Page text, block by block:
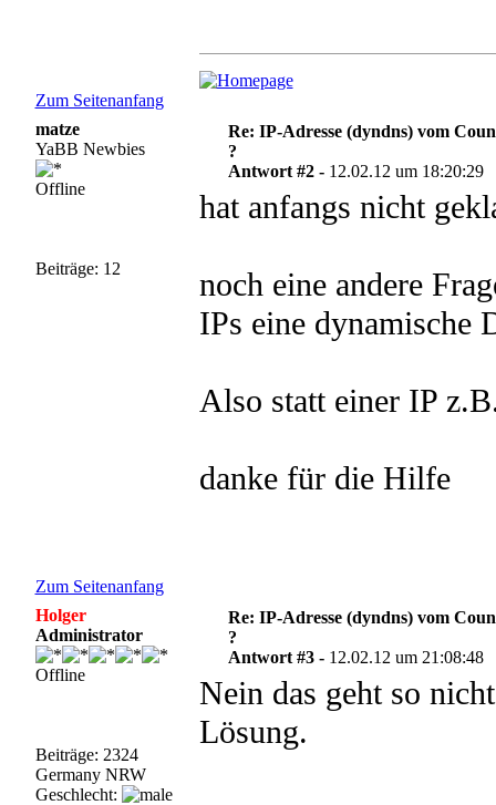
Zum Seitenanfang
matze
YaBB Newbies
Offline
Beiträge: 12
Re: IP-Adresse (dyndns) vom
?
Antwort #2 - 12.02.12 um 18:20:29
hat anfangs nicht
noch eine andere
IPs eine dynamische
Also statt einer IP
danke für die Hilfe
Zum Seitenanfang
Holger
Administrator
Offline
Beiträge: 2324
Germany NRW
Geschlecht:
Re: IP-Adresse (dyndns) vom
?
Antwort #3 - 12.02.12 um 21:08:48
Nein das geht so
Lösung.